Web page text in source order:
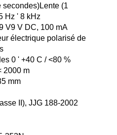
(1
Hz ' 8 kHz
V9 V DC, 100 mA
électrique polarisé de
0 ' +40 C / <80 %
2000 m
mm
II), JJG 188-2002